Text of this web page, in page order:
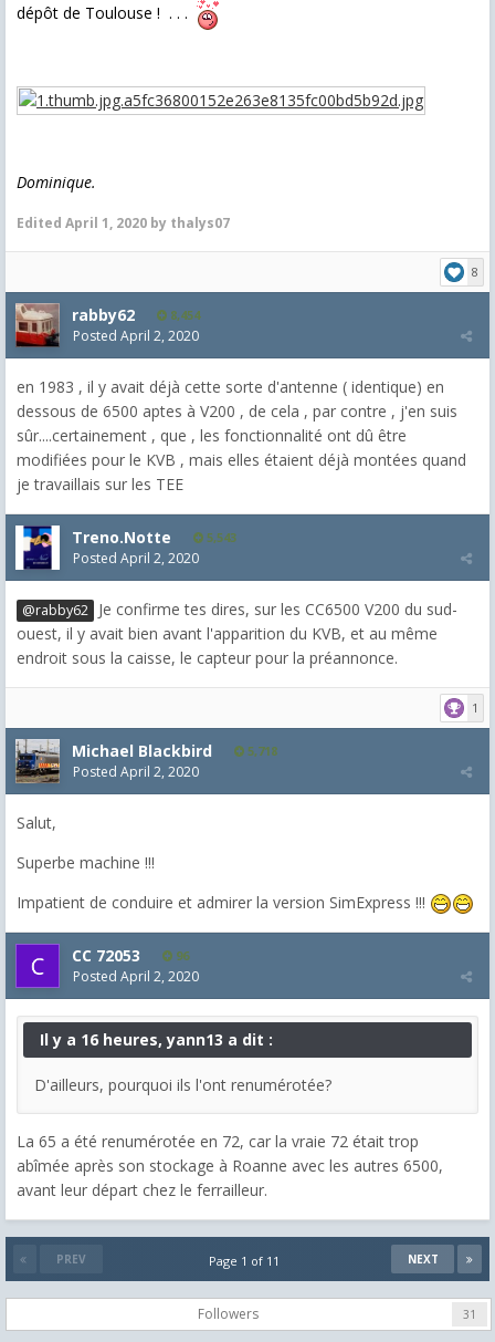
dépôt de Toulouse ! . . .
Dominique.
Edited April 1, 2020 by thalys07
8
rabby62 8,454
Posted April 2, 2020
en 1983 , il y avait déjà cette sorte d'antenne ( identique) en
dessous de 6500 aptes à V200 , de cela , par contre , j'en suis
sûr....certainement , que , les fonctionnalité ont dû être
modifiées pour le KVB , mais elles étaient déjà montées quand
je travaillais sur les TEE
Treno.Notte 5,543
Posted April 2, 2020
@rabby62 Je confirme tes dires, sur les CC6500 V200 du sud-
ouest, il y avait bien avant l'apparition du KVB, et au même
endroit sous la caisse, le capteur pour la préannonce.
1
Michael Blackbird 5,718
Posted April 2, 2020
Salut,
Superbe machine !!!
Impatient de conduire et admirer la version SimExpress !!!
CC 72053 96
Posted April 2, 2020
Il y a 16 heures, yann13 a dit :
D'ailleurs, pourquoi ils l'ont renumérotée?
La 65 a été renumérotée en 72, car la vraie 72 était trop
abîmée après son stockage à Roanne avec les autres 6500,
avant leur départ chez le ferrailleur.
PREV NEXT
Page 1 of 11
Followers 31